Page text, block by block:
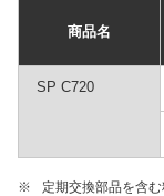
商品名
SP C720
※
定期交換部品を含